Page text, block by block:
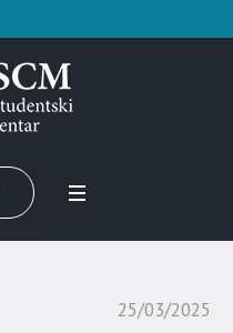
25/03/2025